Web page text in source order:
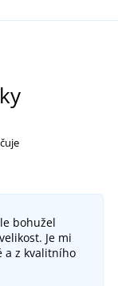
bohužel
Je mi
a z kvalitního